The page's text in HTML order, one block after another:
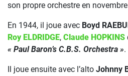
son propre orchestre en
En 1944, il joue avec Boyd
Roy ELDRIDGE, Claude HOPKINS
« Paul Baron’s C.B.S. Orchestra ».
Il joue ensuite avec l’alto Johnny